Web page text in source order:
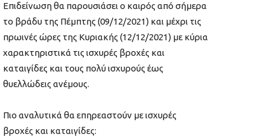
Επιδείνωση θα παρουσιάσει ο καιρός από σήμερα
το βράδυ της Πέμπτης (09/12/2021) και μέχρι τις
πρωινές ώρες της Κυριακής (12/12/2021) με κύρια
χαρακτηριστικά τις ισχυρές βροχές και
καταιγίδες και τους πολύ ισχυρούς έως
θυελλώδεις ανέμους.
Πιο αναλυτικά θα επηρεαστούν με ισχυρές
βροχές και καταιγίδες: